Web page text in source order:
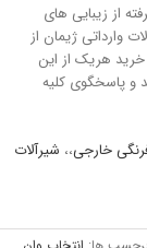
از زیبایی های
ژیمان از
هریک از این
و پاسخگوی کلیه
خارجی،،شیرآلات